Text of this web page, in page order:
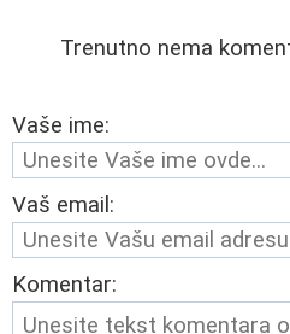
Trenutno nema
Vaše ime:
Vaš email:
Komentar: